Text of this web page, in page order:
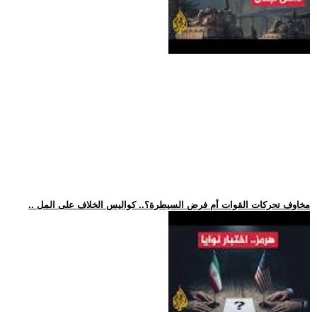
.. مخاوف تحركات القوات أم فرض السيطرة؟.. كواليس الخلاف على المل